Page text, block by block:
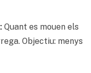
Quant es mouen els
Objectiu: menys